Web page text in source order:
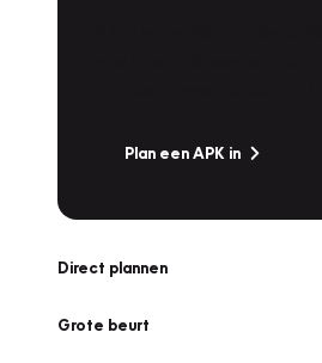
Plan een APK in
Direct plannen
Grote beurt